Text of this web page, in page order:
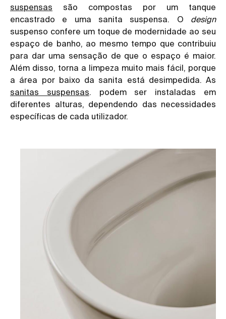
suspensas são compostas por um tanque
encastrado e uma sanita suspensa. O design
suspenso confere um toque de modernidade ao seu
espaço de banho, ao mesmo tempo que contribuiu
para dar uma sensação de que o espaço é maior.
Além disso, torna a limpeza muito mais fácil, porque
a área por baixo da sanita está desimpedida. As
sanitas suspensas . podem ser instaladas em
diferentes alturas, dependendo das necessidades
específicas de cada utilizador.